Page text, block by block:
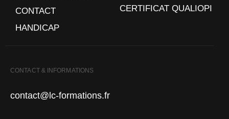
CONTACT
HANDICAP
CERTIFICAT QUALIOPI
CONTACT & INFORMATIONS
contact@lc-formations.fr